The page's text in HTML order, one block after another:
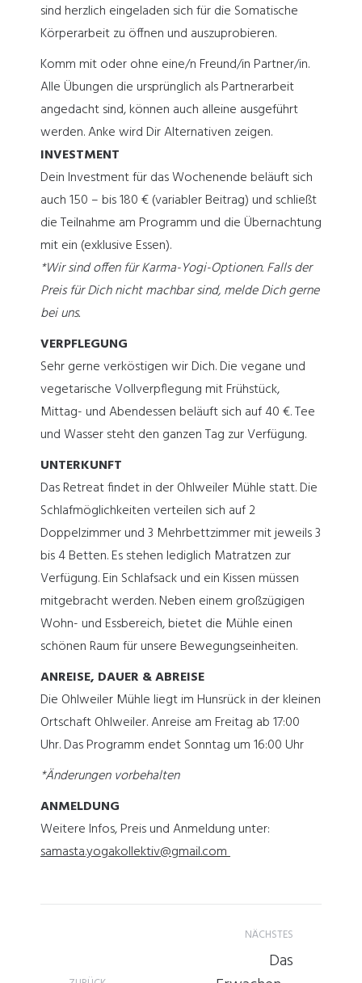
sind herzlich eingeladen sich für die Somatische
Körperarbeit zu öffnen und auszuprobieren.
Komm mit oder ohne eine/n Freund/in Partner/in.
Alle Übungen die ursprünglich als Partnerarbeit
angedacht sind, können auch alleine ausgeführt
werden. Anke wird Dir Alternativen zeigen.
INVESTMENT
Dein Investment für das Wochenende beläuft sich
auch 150 – bis 180 € (variabler Beitrag) und schließt
die Teilnahme am Programm und die Übernachtung
mit ein (exklusive Essen).
*Wir sind offen für Karma-Yogi-Optionen. Falls der
Preis für Dich nicht machbar sind, melde Dich gerne
bei uns.
VERPFLEGUNG
Sehr gerne verköstigen wir Dich. Die vegane und
vegetarische Vollverpflegung mit Frühstück,
Mittag- und Abendessen beläuft sich auf 40 €. Tee
und Wasser steht den ganzen Tag zur Verfügung.
UNTERKUNFT
Das Retreat findet in der Ohlweiler Mühle statt. Die
Schlafmöglichkeiten verteilen sich auf 2
Doppelzimmer und 3 Mehrbettzimmer mit jeweils 3
bis 4 Betten. Es stehen lediglich Matratzen zur
Verfügung. Ein Schlafsack und ein Kissen müssen
mitgebracht werden. Neben einem großzügigen
Wohn- und Essbereich, bietet die Mühle einen
schönen Raum für unsere Bewegungseinheiten.
ANREISE, DAUER & ABREISE
Die Ohlweiler Mühle liegt im Hunsrück in der kleinen
Ortschaft Ohlweiler. Anreise am Freitag ab 17:00
Uhr. Das Programm endet Sonntag um 16:00 Uhr
*Änderungen vorbehalten
ANMELDUNG
Weitere Infos, Preis und Anmeldung unter:
samasta.yogakollektiv@gmail.com
Kommentarnavigation
NÄCHSTES
Das